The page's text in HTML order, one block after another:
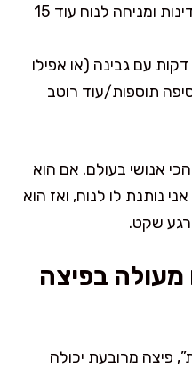
משמנת תבנית, מותחת בעדינות ומניחה לנוח עוד 15
: 8–10 דקות עם גבינה (או אפילו
תוספות/עוד רוטב
אנושי בעולם. אם הוא
נותנת לו לנוח, ואז הוא
רגע שקט.
מעולה בפיצה
פיצה מרובעת יכולה